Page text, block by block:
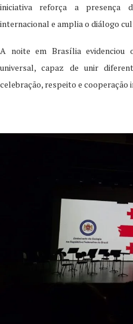
iniciativa reforça a presença
internacional e amplia o diálogo
A noite em Brasília evidenciou
universal, capaz de unir
celebração, respeito e cooperação